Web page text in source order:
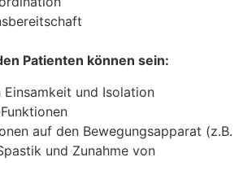
Patienten können sein:
und Isolation
auf den Bewegungsapparat (z.B.
und Zunahme von